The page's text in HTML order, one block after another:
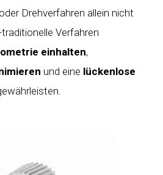
Drehverfahren allein nicht
Verfahren
einhalten,
und eine lückenlose